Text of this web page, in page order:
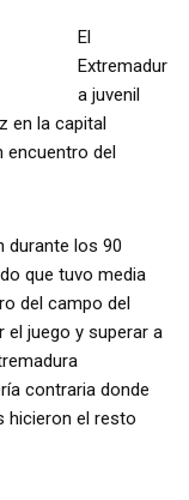
El
Extremadur
a juvenil
en la capital
encuentro del
durante los 90
que tuvo media
del campo del
el juego y superar a
contraria donde
hicieron el resto